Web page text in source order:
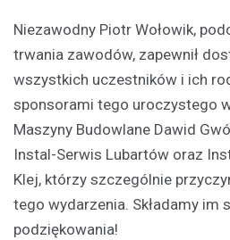
Niezawodny Piotr Wołowik,
trwania zawodów, zapewnił
wszystkich uczestników i ich
sponsorami tego uroczystego
Maszyny Budowlane Dawid
Instal-Serwis Lubartów oraz
Klej, którzy szczególnie
tego wydarzenia. Składamy im
podziękowania!